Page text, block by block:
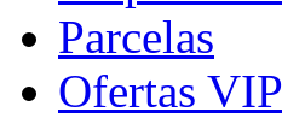
Parcelas
Ofertas VIP